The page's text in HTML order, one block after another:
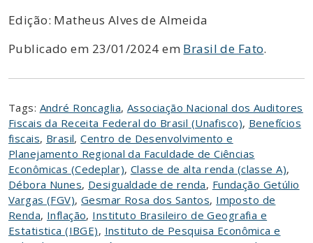
Edição: Matheus Alves de Almeida
Publicado em 23/01/2024 em Brasil de Fato.
Tags: André Roncaglia, Associação Nacional dos Auditores
Fiscais da Receita Federal do Brasil (Unafisco), Benefícios
fiscais, Brasil,Centro de Desenvolvimento e
Planejamento Regional da Faculdade de Ciências
Econômicas (Cedeplar), Classe de alta renda (classe A),
Débora Nunes, Desigualdade de renda, Fundação Getúlio
Vargas (FGV), Gesmar Rosa dos Santos, Imposto de
Renda, Inflação, Instituto Brasileiro de Geografia e
Estatistica (IBGE), Instituto de Pesquisa Econômica e